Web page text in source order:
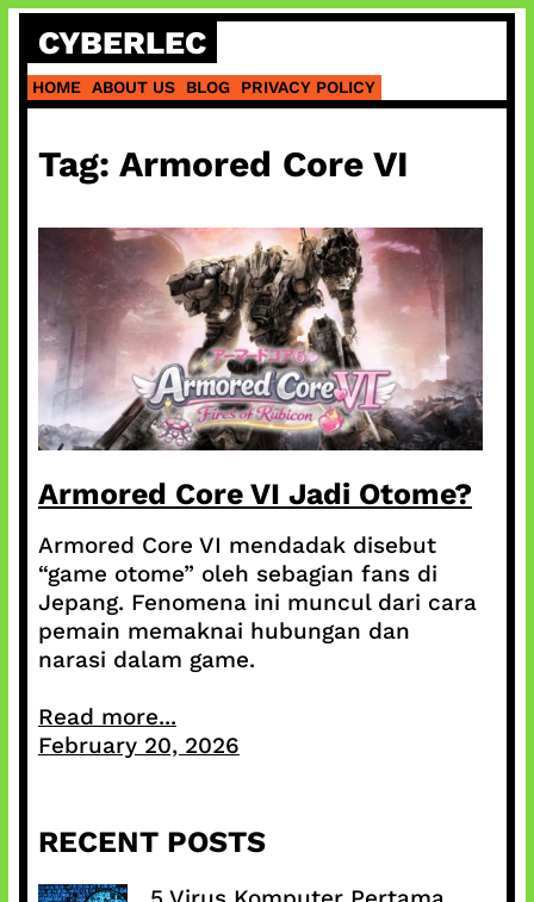
Skip
content
CYBERLEC
HOME ABOUT US BLOG PRIVACY POLICY
Tag: Armored Core VI
Armored Core VI Jadi Otome?
Armored Core VI mendadak disebut
“game otome” oleh sebagian fans di
Jepang. Fenomena ini muncul dari cara
pemain memaknai hubungan dan
narasi dalam game.
Read more...
February 20, 2026
RECENT POSTS